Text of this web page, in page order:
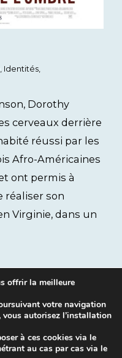
, Identités,
Dorothy
cerveaux derrière
réussi par les
Afro-Américaines
ont permis à
réaliser son
Virginie, dans un
offrir la meilleure
votre navigation
autorisez l’installation
à ces cookies via le
au cas par cas via le